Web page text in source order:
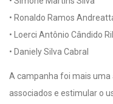
• Ronaldo Ramos
• Loerci Antônio Cândido
• Daniely Silva Cabral
A campanha foi mais uma
associados e estimular o